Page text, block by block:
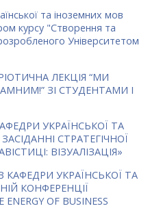
та іноземних мов
курсу "Створення та
Університетом
ЛЕКЦІЯ “МИ
ЗІ СТУДЕНТАМИ І
УКРАЇНСЬКОЇ ТА
СТРАТЕГІЧНОЇ
ВІЗУАЛІЗАЦІЯ»
КАФЕДРИ УКРАЇНСЬКОЇ ТА
КОНФЕРЕНЦІЇ
OF BUSINESS